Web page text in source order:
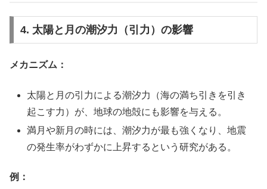
4. 太陽と月の潮汐力（引力）の影響
メカニズム：
太陽と月の引力による潮汐力（海の満ち引きを引き
起こす力）が、地球の地殻にも影響を与える。
満月や新月の時には、潮汐力が最も強くなり、地震
の発生率がわずかに上昇するという研究がある。
例：